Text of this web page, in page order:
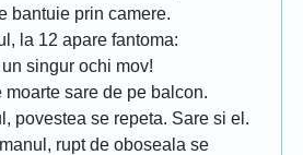
bantuie prin camere.
la 12 apare fantoma:
singur ochi mov!
sare de pe balcon.
povestea se repeta. Sare si el.
rupt de oboseala se